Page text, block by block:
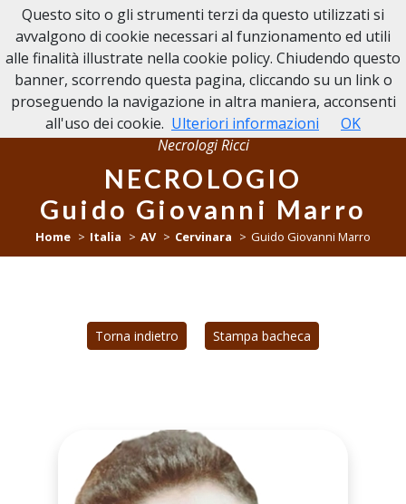
NECROLOGI RICCI
Necrologi Ricci
NECROLOGIO
Guido Giovanni Marro
Home Italia AV Cervinara Guido Giovanni Marro
Torna indietro Stampa bacheca
Questo sito o gli strumenti terzi da questo utilizzati si
avvalgono di cookie necessari al funzionamento ed utili
alle finalità illustrate nella cookie policy. Chiudendo questo
banner, scorrendo questa pagina, cliccando su un link o
proseguendo la navigazione in altra maniera, acconsenti
all'uso dei cookie. Ulteriori informazioni OK